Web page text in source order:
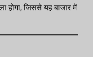
होगा, जिससे यह बाजार में